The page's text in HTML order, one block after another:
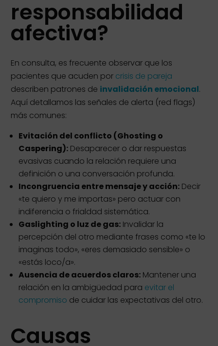
responsabilidad
afectiva?
En consulta, es frecuente observar que los
pacientes que acuden por crisis de pareja
describen patrones de invalidación emocional.
Aquí detallamos las señales de alerta (red flags)
más comunes:
Evitación del conflicto (Ghosting o
Caspering): Desaparecer o dar respuestas
evasivas cuando la relación requiere una
definición o una conversación profunda.
Incongruencia entre mensaje y acción: Decir
«te quiero y me importas» pero actuar con
indiferencia o frialdad sistemática.
Gaslighting o luz de gas: Invalidar la
percepción del otro mediante frases como «te lo
imaginas todo», «eres demasiado sensible» o
«estás loco/a».
Ausencia de acuerdos claros: Mantener una
relación en la ambigüedad para evitar el
compromiso de cuidar las expectativas del otro.
Causas